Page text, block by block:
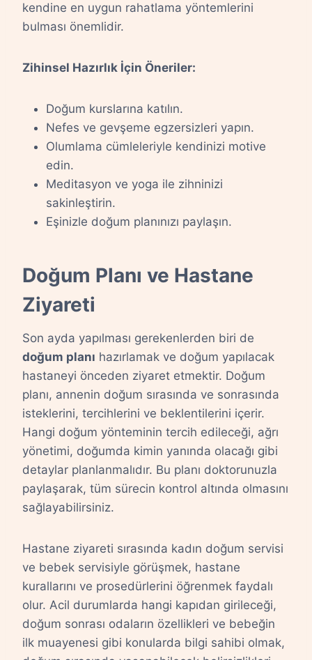
kendine en uygun rahatlama yöntemlerini
bulması önemlidir.
Zihinsel Hazırlık İçin Öneriler:
Doğum kurslarına katılın.
Nefes ve gevşeme egzersizleri yapın.
Olumlama cümleleriyle kendinizi motive
edin.
Meditasyon ve yoga ile zihninizi
sakinleştirin.
Eşinizle doğum planınızı paylaşın.
Doğum Planı ve Hastane
Ziyareti
Son ayda yapılması gerekenlerden biri de
doğum planı hazırlamak ve doğum yapılacak
hastaneyi önceden ziyaret etmektir. Doğum
planı, annenin doğum sırasında ve sonrasında
isteklerini, tercihlerini ve beklentilerini içerir.
Hangi doğum yönteminin tercih edileceği, ağrı
yönetimi, doğumda kimin yanında olacağı gibi
detaylar planlanmalıdır. Bu planı doktorunuzla
paylaşarak, tüm sürecin kontrol altında olmasını
sağlayabilirsiniz.
Hastane ziyareti sırasında kadın doğum servisi
ve bebek servisiyle görüşmek, hastane
kurallarını ve prosedürlerini öğrenmek faydalı
olur. Acil durumlarda hangi kapıdan girileceği,
doğum sonrası odaların özellikleri ve bebeğin
ilk muayenesi gibi konularda bilgi sahibi olmak,